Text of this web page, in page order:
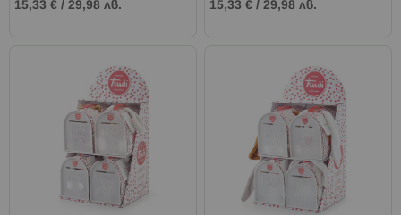
15,33 € / 29,98 лв.
15,33 € /29,98 лв.